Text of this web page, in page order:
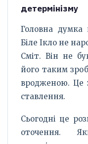
детермінізму
Головна думка
Біле Ікло не
Сміт. Він не
його таким
вродженою. Це
ставлення.
Сьогодні це
оточення.